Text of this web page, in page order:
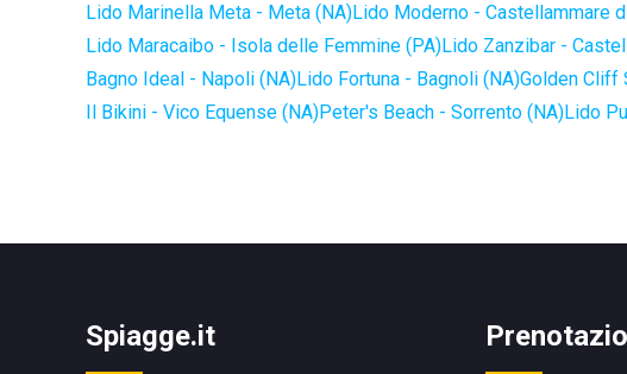
Lido Marinella Meta - Meta (NA)Lido Moderno - Castellammare
Lido Maracaibo - Isola delle Femmine (PA)Lido Zanzibar -
Bagno Ideal - Napoli (NA)Lido Fortuna - Bagnoli (NA)Golden Cliff
Il Bikini - Vico Equense (NA)Peter's Beach - Sorrento (NA)Lido
Spiagge.it